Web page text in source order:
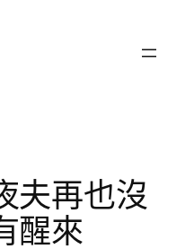
夫再也沒
醒來